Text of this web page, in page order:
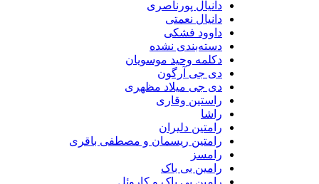
دانیال پورناصری
دانیال نعمتی
داوود فشکی
دسته‌بندی نشده
دکلمه وحید موسویان
دی جی آرگون
دی جی میلاد مظهری
راستین وقاری
راشا
رامتین دلیران
رامتین ریسمان و مصطفی باقری
رامسز
رامین بی باک